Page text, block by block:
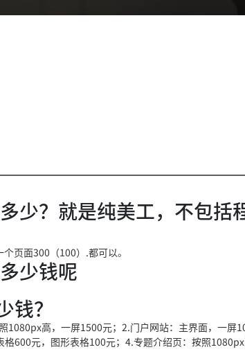
少？就是纯美工，不包括
页面300（100）.都可以。
少钱呢
？
1080px高，一屏1500元；2.门户网站：主界面，一屏
600元，图形表格100元；4.专题介绍页：按照